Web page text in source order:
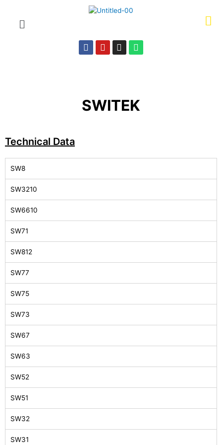
SWITEK
Technical Data
SW8
SW3210
SW6610
SW71
SW812
SW77
SW75
SW73
SW67
SW63
SW52
SW51
SW32
SW31